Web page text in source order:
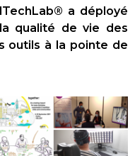
a déployé
qualité de vie des
outils à la pointe de